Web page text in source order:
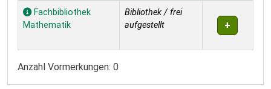
Exemplare
Fachbibliothek
Mathematik
Bibliothek / frei
aufgestellt
Anzahl Vormerkungen: 0